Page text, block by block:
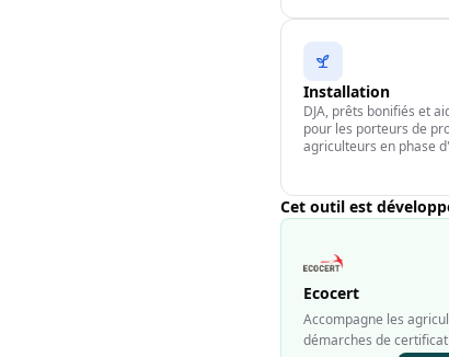
Installation
DJA, prêts bonifiés et
pour les porteurs de
agriculteurs en phase
Cet outil est
Ecocert
Accompagne les
démarches de